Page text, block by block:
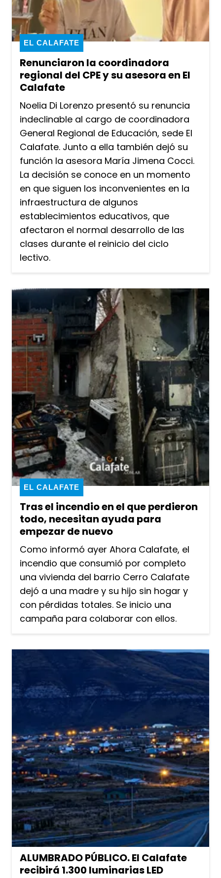
Renunciaron la coordinadora
regional del CPE y su asesora en El
Calafate
EL CALAFATE
Noelia Di Lorenzo presentó su renuncia
indeclinable al cargo de coordinadora
General Regional de Educación, sede El
Calafate. Junto a ella también dejó su
función la asesora María Jimena Cocci.
La decisión se conoce en un momento
en que siguen los inconvenientes en la
infraestructura de algunos
establecimientos educativos, que
afectaron el normal desarrollo de las
clases durante el reinicio del ciclo
lectivo.
Tras el incendio en el que perdieron
todo, necesitan ayuda para
empezar de nuevo
EL CALAFATE
Como informó ayer Ahora Calafate, el
incendio que consumió por completo
una vivienda del barrio Cerro Calafate
dejó a una madre y su hijo sin hogar y
con pérdidas totales. Se inicio una
campaña para colaborar con ellos.
ALUMBRADO PÚBLICO. El Calafate
recibirá 1.300 luminarias LED